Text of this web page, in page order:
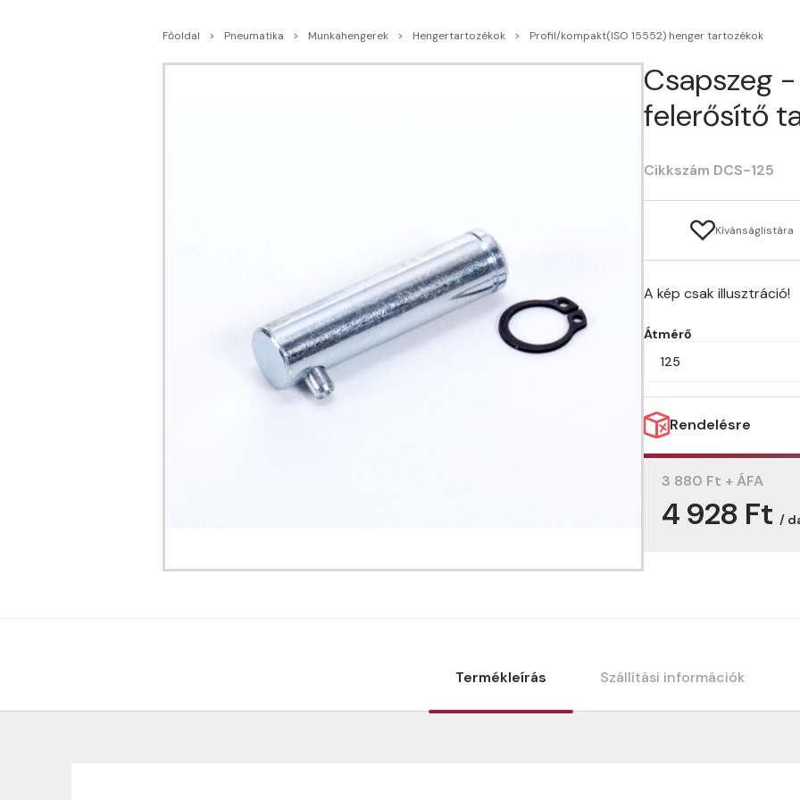
Főoldal Pneumatika Munkahengerek Hengertartozékok Profil/kompakt(ISO 15552) henger tartozékok
Csapszeg
felerősítő
Cikkszám DCS-125
Kívánságlistára
A kép csak illusztráció!
Átmérő
125
Rendelésre
3 880 Ft + ÁFA
4 928 Ft /
Termékleírás Szállítási információk